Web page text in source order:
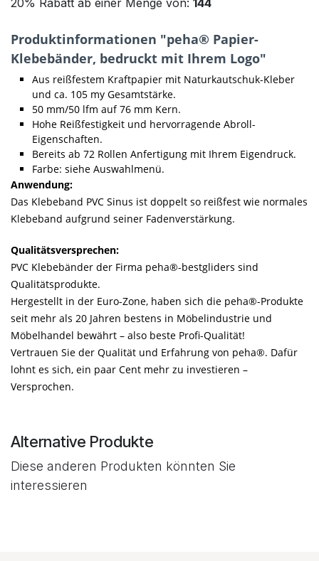
20% Rabatt ab einer Menge von: 144
Produktinformationen "peha® Papier-
Klebebänder, bedruckt mit Ihrem Logo"
Aus reißfestem Kraftpapier mit Naturkautschuk-Kleber
und ca. 105 my Gesamtstärke.
50 mm/50 lfm auf 76 mm Kern.
Hohe Reißfestigkeit und hervorragende Abroll-
Eigenschaften.
Bereits ab 72 Rollen Anfertigung mit Ihrem Eigendruck.
Farbe: siehe Auswahlmenü.
Anwendung:
Das Klebeband PVC Sinus ist doppelt so reißfest wie normales
Klebeband aufgrund seiner Fadenverstärkung.
Qualitätsversprechen:
PVC Klebebänder der Firma peha®-bestgliders sind
Qualitätsprodukte.
Hergestellt in der Euro-Zone, haben sich die peha®-Produkte
seit mehr als 20 Jahren bestens in Möbelindustrie und
Möbelhandel bewährt – also beste Profi-Qualität!
Vertrauen Sie der Qualität und Erfahrung von peha®. Dafür
lohnt es sich, ein paar Cent mehr zu investieren –
Versprochen.
Alternative Produkte
Diese anderen Produkten könnten Sie
interessieren